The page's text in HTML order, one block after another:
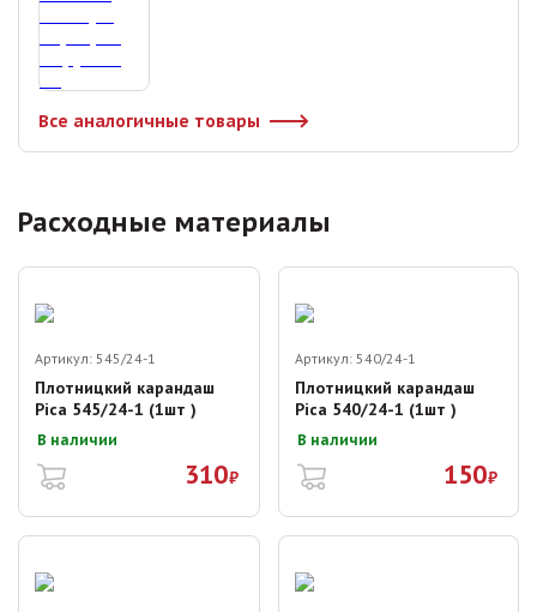
Все аналогичные товары
Расходные материалы
Артикул: 545/24-1
Плотницкий карандаш
Pica 545/24-1 (1шт )
В наличии
310₽
Артикул: 540/24-1
Плотницкий карандаш
Pica 540/24-1 (1шт )
В наличии
150₽